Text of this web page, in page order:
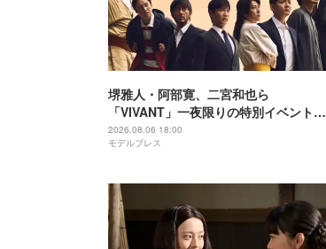
堺雅人・阿部寛、二宮和也ら
「VIVANT」一夜限りの特別イベント出
演者11人解禁
2026.08.06 18:00
モデルプレス